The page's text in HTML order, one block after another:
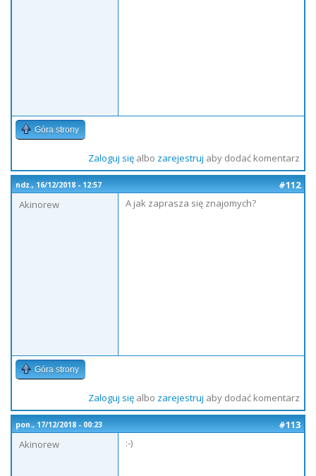
Góra strony
Zaloguj sięalbo zarejestruj aby dodać komentarz
ndz., 16/12/2018 - 12:57
#112
Akinorew
A jak zaprasza się znajomych?
Góra strony
Zaloguj sięalbo zarejestruj aby dodać komentarz
pon., 17/12/2018 - 00:23
#113
Akinorew
:-)